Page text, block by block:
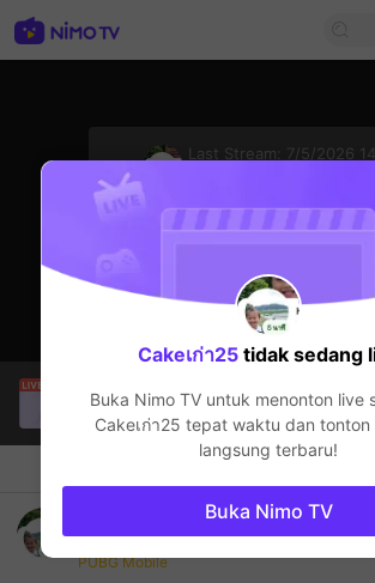
Last Stream:
7/5/2026
luu chiBảo sedang siaran langsung!
PUBG Mobile
59 Penonton
Cakeเก่า25
PUBG Mobile
Cakeเก่า25tidak sedang
Buka Nimo TV untuk menonton live
Cakeเก่า25 tepat waktu dan tonton
langsung terbaru!
Buka Nimo TV